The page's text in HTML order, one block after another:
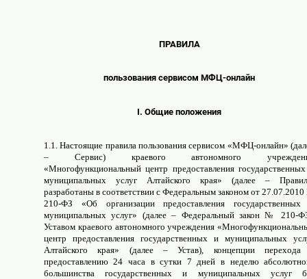
ПРАВИЛА
пользования сервисом МФЦ-онлайн
I. Общие положения
1.1. Настоящие правила пользования сервисом «МФЦ-онлайн»
– Сервис) краевого автономного
«Многофункциональный центр предоставления
муниципальных услуг Алтайского края» (далее –
разработаны в соответствии с Федеральным законом от
210-ФЗ «Об организации предоставления
муниципальных услуг» (далее – Федеральный закон № 210-
Уставом краевого автономного учреждения
центр предоставления государственных и муниципальных
Алтайского края» (далее – Устав), концепции
предоставлению 24 часа в сутки 7 дней в неделю
большинства государственных и муниципальных услуг